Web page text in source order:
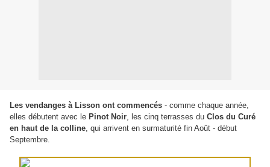
Les vendanges à Lisson ont commencés - comme chaque année,
elles débutent avec le Pinot Noir, les cinq terrasses du Clos du Curé
en haut de la colline, qui arrivent en surmaturité fin Août - début
Septembre.